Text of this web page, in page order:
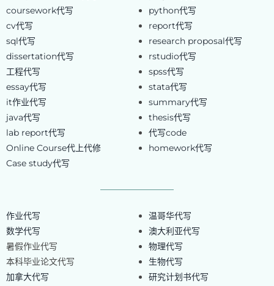
coursework代写
cv代写
sql代写
dissertation代写
工程代写
essay代写
it作业代写
java代写
lab report代写
Online Course代上代修
Case study代写
python代写
report代写
research proposal代写
rstudio代写
spss代写
stata代写
summary代写
thesis代写
代写code
homework代写
作业代写
数学代写
暑假作业代写
本科毕业论文代写
加拿大代写
温哥华代写
澳大利亚代写
物理代写
生物代写
研究计划书代写